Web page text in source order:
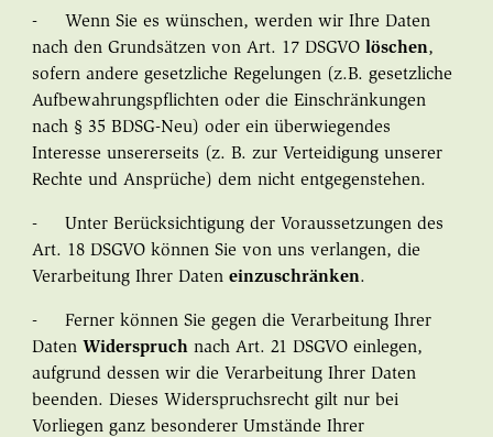
- Wenn Sie es wünschen, werden wir Ihre Daten
nach den Grundsätzen von Art. 17 DSGVO löschen,
sofern andere gesetzliche Regelungen (z.B. gesetzliche
Aufbewahrungspflichten oder die Einschränkungen
nach § 35 BDSG-Neu) oder ein überwiegendes
Interesse unsererseits (z. B. zur Verteidigung unserer
Rechte und Ansprüche) dem nicht entgegenstehen.
- Unter Berücksichtigung der Voraussetzungen des
Art. 18 DSGVO können Sie von uns verlangen, die
Verarbeitung Ihrer Daten einzuschränken.
- Ferner können Sie gegen die Verarbeitung Ihrer
Daten Widerspruchnach Art. 21 DSGVO einlegen,
aufgrund dessen wir die Verarbeitung Ihrer Daten
beenden. Dieses Widerspruchsrecht gilt nur bei
Vorliegen ganz besonderer Umstände Ihrer